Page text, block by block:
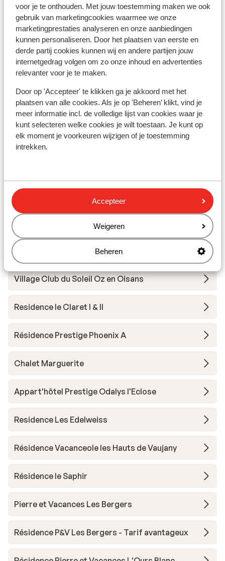
voor je te onthouden. Met jouw toestemming maken we ook
gebruik van marketingcookies waarmee we onze
marketingprestaties analyseren en onze aanbiedingen
kunnen personaliseren. Door het plaatsen van eerste en
derde partij cookies kunnen wij en andere partijen jouw
internetgedrag volgen om zo onze inhoud en advertenties
relevanter voor je te maken.
Door op 'Accepteer' te klikken ga je akkoord met het
plaatsen van alle cookies. Als je op 'Beheren’ klikt, vind je
meer informatie incl. de volledige lijst van cookies waar je
kunt selecteren welke cookies je wilt toestaan. Je kunt op
elk moment je voorkeuren wijzigen of je toestemming
intrekken.
Accepteer
Weigeren
Beheren
Forfait, cours et matériel de ski
Forfait
Cours
Matériel
Autres hébergements - Alpe d'Huez
Grand Domaine Ski
Hotel Au Chamois d'Or
Hôtel Daria-I Nor
Village Club du Soleil Oz en Oisans
Residence le Claret I & II
Résidence Prestige Phoenix A
Chalet Marguerite
Appart'hôtel Prestige Odalys l'Eclose
Residence Les Edelweiss
Résidence Vacanceole les Hauts de Vaujany
Résidence le Saphir
Pierre et Vacances Les Bergers
Résidence P&V Les Bergers - Tarif avantageux